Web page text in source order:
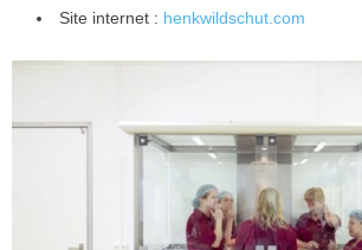
Site internet : henkwildschut.com